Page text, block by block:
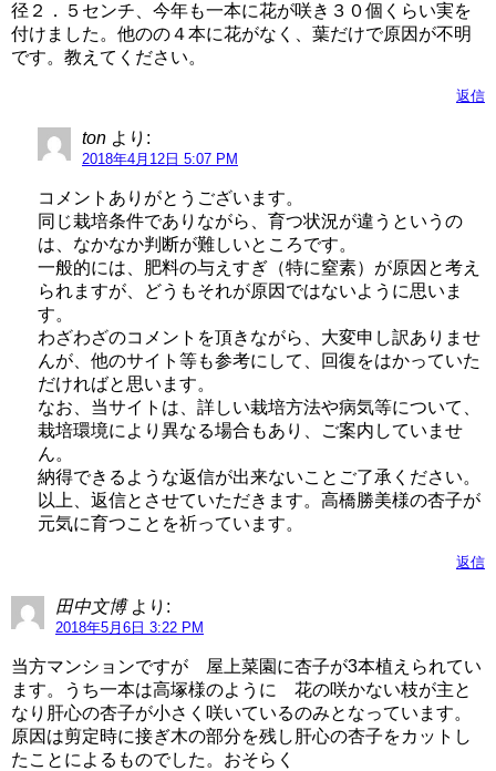
径２．５センチ、今年も一本に花が咲き３０個くらい実を
付けました。他のの４本に花がなく、葉だけで原因が不明
です。教えてください。
返信
ton より:
2018年4月12日 5:07 PM
コメントありがとうございます。
同じ栽培条件でありながら、育つ状況が違うというの
は、なかなか判断が難しいところです。
一般的には、肥料の与えすぎ（特に窒素）が原因と考え
られますが、どうもそれが原因ではないように思いま
す。
わざわざのコメントを頂きながら、大変申し訳ありませ
んが、他のサイト等も参考にして、回復をはかっていた
だければと思います。
なお、当サイトは、詳しい栽培方法や病気等について、
栽培環境により異なる場合もあり、ご案内していませ
ん。
納得できるような返信が出来ないことご了承ください。
以上、返信とさせていただきます。高橋勝美様の杏子が
元気に育つことを祈っています。
返信
田中文博 より:
2018年5月6日 3:22 PM
当方マンションですが 屋上菜園に杏子が3本植えられてい
ます。うち一本は高塚様のように 花の咲かない枝が主と
なり肝心の杏子が小さく咲いているのみとなっています。
原因は剪定時に接ぎ木の部分を残し肝心の杏子をカットし
たことによるものでした。おそらく